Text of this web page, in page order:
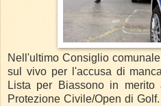
Nell'ultimo Consiglio
sul vivo per l'accusa di
Lista per Biassono in
Protezione Civile/Open di Golf.